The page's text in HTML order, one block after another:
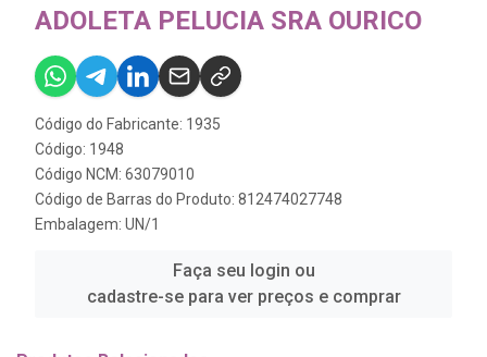
ADOLETA PELUCIA SRA OURICO
Código do Fabricante: 1935
Código: 1948
Código NCM: 63079010
Código de Barras do Produto: 812474027748
Embalagem: UN/1
Faça seu login ou
cadastre-se para ver preços e comprar